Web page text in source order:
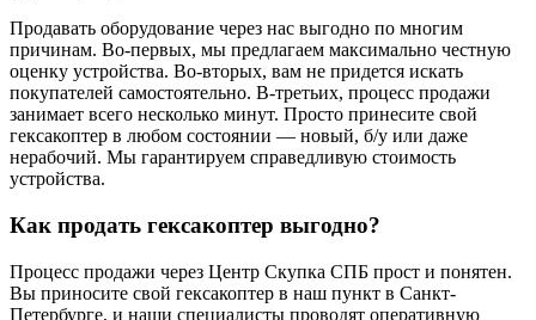
Продавать оборудование через нас выгодно по многим
причинам. Во-первых, мы предлагаем максимально честную
оценку устройства. Во-вторых, вам не придется искать
покупателей самостоятельно. В-третьих, процесс продажи
занимает всего несколько минут. Просто принесите свой
гексакоптер в любом состоянии — новый, б/у или даже
нерабочий. Мы гарантируем справедливую стоимость
устройства.
Как продать гексакоптер выгодно?
Процесс продажи через Центр Скупка СПБ прост и понятен.
Вы приносите свой гексакоптер в наш пункт в Санкт-
Петербурге, и наши специалисты проводят оперативную